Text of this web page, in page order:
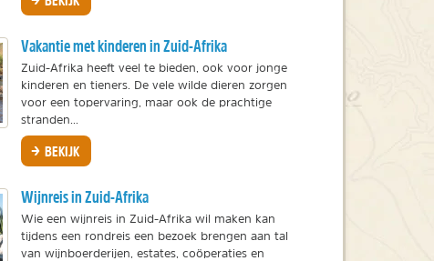
Vakantie met kinderen in Zuid-Afrika
Zuid-Afrika heeft veel te bieden, ook voor jonge
kinderen en tieners. De vele wilde dieren zorgen
voor een topervaring, maar ook de prachtige
stranden...
BEKIJK
Wijnreis in Zuid-Afrika
Wie een wijnreis in Zuid-Afrika wil maken kan
tijdens een rondreis een bezoek brengen aan tal
van wijnboerderijen, estates, coöperaties en